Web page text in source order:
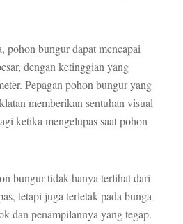
pohon bungur dapat mencapai
dengan ketinggian yang
Pepagan pohon bungur yang
memberikan sentuhan visual
ketika mengelupas saat pohon
bungur tidak hanya terlihat dari
tetapi juga terletak pada bunga-
dan penampilannya yang tegap.